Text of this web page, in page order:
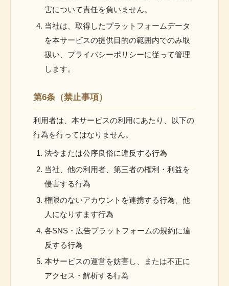
害について責任を負いません。
当社は、取得したプラットフォームデータ
を本サービスの提供目的の範囲内でのみ取
扱い、プライバシーポリシーに従って管理
します。
第6条（禁止事項）
利用者は、本サービスの利用にあたり、以下の
行為を行ってはなりません。
法令または公序良俗に違反する行為
当社、他の利用者、第三者の権利・利益を
侵害する行為
権限のないアカウントを連携する行為、他
人になりすます行為
各SNS・広告プラットフォームの規約に違
反する行為
本サービスの運営を妨害し、または不正に
アクセス・解析する行為